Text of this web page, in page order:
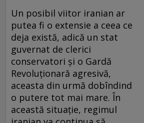
Un posibil viitor iranian ar
putea fi o extensie a ceea ce
deja există, adică un stat
guvernat de clerici
conservatori şi o Gardă
Revoluţionară agresivă,
aceasta din urmă dobîndind
o putere tot mai mare. În
această situaţie, regimul